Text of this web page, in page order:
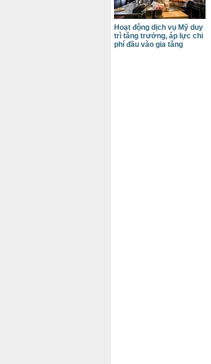
Hoạt động dịch vụ Mỹ duy
trì tăng trưởng, áp lực chi
phí đầu vào gia tăng